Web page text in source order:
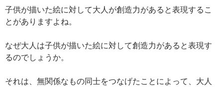
子供が描いた絵に対して大人が創造力があると表現するこ
とがありますよね。
なぜ大人は子供が描いた絵に対して創造力があると表現す
るのでしょうか。
それは、無関係なもの同士をつなげたことによって、大人